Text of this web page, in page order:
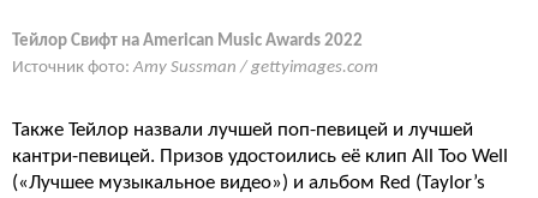
Тейлор Свифт на American Music Awards 2022
Источник фото: Amy Sussman / gettyimages.com
Также Тейлор назвали лучшей поп-певицей и лучшей
кантри-певицей. Призов удостоились её клип All Too Well
(«Лучшее музыкальное видео») и альбом Red (Taylor’s